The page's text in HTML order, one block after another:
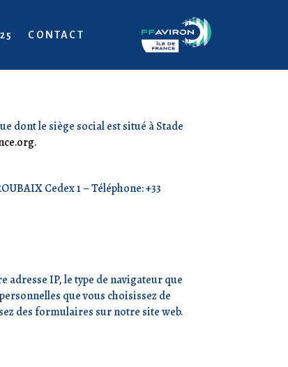
CONTACT
dont le siège social est situé à Stade
Cedex 1 – Téléphone: +33
IP, le type de navigateur que
que vous choisissez de
des formulaires sur notre site web.